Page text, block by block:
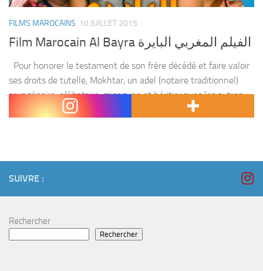
FILMS MAROCAINS 10 JUILLET 2015
Film Marocain Al Bayra الفيلم المغربي البايرة
Pour honorer le testament de son frère décédé et faire valoir
ses droits de tutelle, Mokhtar, un adel (notaire traditionnel)
sexagénaire, célibataire, misogyne et héritier avec les autres,
est déterminé, selon les dernières...
SUIVRE :
Rechercher
Rechercher